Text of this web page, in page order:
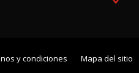
y condiciones Mapa del sitio